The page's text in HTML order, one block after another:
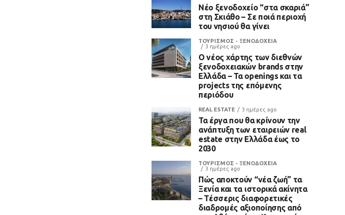
Νέο ξενοδοχείο “στα σκαριά”
στη Σκιάθο – Σε ποιά περιοχή
του νησιού θα γίνει
ΤΟΥΡΙΣΜΟΣ - ΞΕΝΟΔΟΧΕΙΑ
3 ημέρες ago
Ο νέος χάρτης των διεθνών
ξενοδοχειακών brands στην
Ελλάδα – Τα openings και τα
projects της επόμενης
περιόδου
REAL ESTATE 3 ημέρες ago
Τα έργα που θα κρίνουν την
ανάπτυξη των εταιρειών real
estate στην Ελλάδα έως το
2030
ΤΟΥΡΙΣΜΟΣ - ΞΕΝΟΔΟΧΕΙΑ
3 ημέρες ago
Πώς αποκτούν “νέα ζωή” τα
Ξενία και τα ιστορικά ακίνητα
– Τέσσερις διαφορετικές
διαδρομές αξιοποίησης από